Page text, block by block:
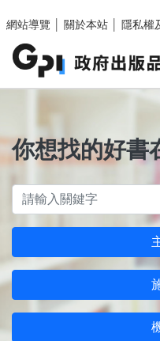
網站導覽
關於本站 隱私權
你想找的好書